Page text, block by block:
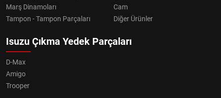
Marş Dinamoları
Cam
Tampon - Tampon Parçaları
Diğer Ürünler
Isuzu Çıkma Yedek Parçaları
D-Max
Amigo
Trooper